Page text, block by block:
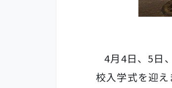
4月4日、 5日
校入学式を迎え